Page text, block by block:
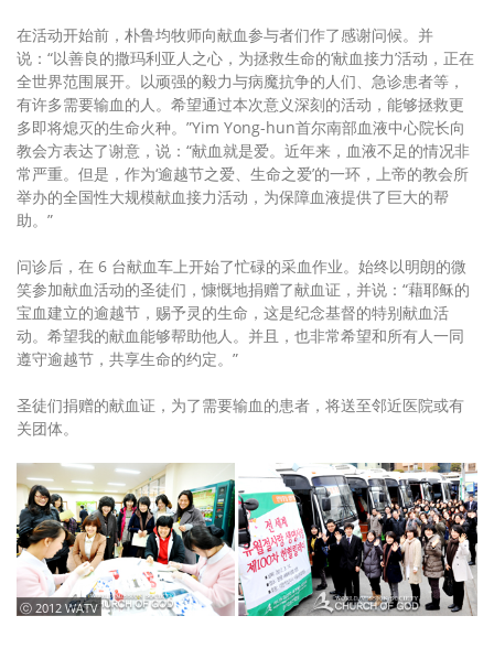
在活动开始前，朴鲁均牧师向献血参与者们作了感谢问候。并
说：“以善良的撒玛利亚人之心，为拯救生命的‘献血接力’活动，正在
全世界范围展开。以顽强的毅力与病魔抗争的人们、急诊患者等，
有许多需要输血的人。希望通过本次意义深刻的活动，能够拯救更
多即将熄灭的生命火种。”Yim Yong-hun首尔南部血液中心院长向
教会方表达了谢意，说：“献血就是爱。近年来，血液不足的情况非
常严重。但是，作为‘逾越节之爱、生命之爱’的一环，上帝的教会所
举办的全国性大规模献血接力活动，为保障血液提供了巨大的帮
助。”
问诊后，在 6 台献血车上开始了忙碌的采血作业。始终以明朗的微
笑参加献血活动的圣徒们，慷慨地捐赠了献血证，并说：“藉耶稣的
宝血建立的逾越节，赐予灵的生命，这是纪念基督的特别献血活
动。希望我的献血能够帮助他人。并且，也非常希望和所有人一同
遵守逾越节，共享生命的约定。”
圣徒们捐赠的献血证，为了需要输血的患者，将送至邻近医院或有
关团体。
ⓒ 2012 WATV